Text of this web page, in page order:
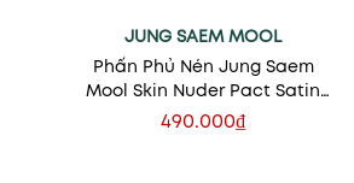
JUNG SAEM MOOL
Phấn Phủ Nén Jung Saem
Mool Skin Nuder Pact Satin
Nude 9g
490.000₫